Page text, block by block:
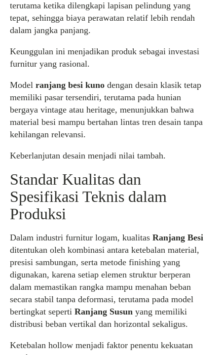
terutama ketika dilengkapi lapisan pelindung yang
tepat, sehingga biaya perawatan relatif lebih rendah
dalam jangka panjang.
Keunggulan ini menjadikan produk sebagai investasi
furnitur yang rasional.
Model ranjang besi kuno dengan desain klasik tetap
memiliki pasar tersendiri, terutama pada hunian
bergaya vintage atau heritage, menunjukkan bahwa
material besi mampu bertahan lintas tren desain tanpa
kehilangan relevansi.
Keberlanjutan desain menjadi nilai tambah.
Standar Kualitas dan
Spesifikasi Teknis dalam
Produksi
Dalam industri furnitur logam, kualitas Ranjang Besi
ditentukan oleh kombinasi antara ketebalan material,
presisi sambungan, serta metode finishing yang
digunakan, karena setiap elemen struktur berperan
dalam memastikan rangka mampu menahan beban
secara stabil tanpa deformasi, terutama pada model
bertingkat seperti Ranjang Susun yang memiliki
distribusi beban vertikal dan horizontal sekaligus.
Ketebalan hollow menjadi faktor penentu kekuatan